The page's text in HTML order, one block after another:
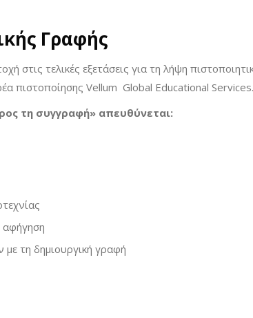
Γραφής
στις τελικές εξετάσεις για τη λήψη
πιστοποίησης Vellum Global Educational Services.
τη συγγραφή» απευθύνεται:
αφήγηση
τη δημιουργική γραφή